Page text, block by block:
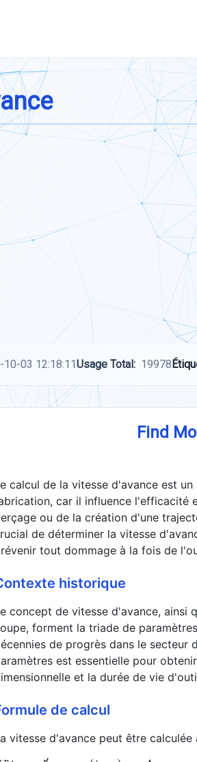
10-03 12:18:11Usage Total: 19978
Find
calcul de la vitesse d'avance est
car il influence l'efficacité
ou de la création d'une
de déterminer la vitesse
tout dommage à la fois de
historique
concept de vitesse d'avance, ainsi
forment la triade de
de progrès dans le
est essentielle pour
et la durée de vie
de calcul
vitesse d'avance peut être